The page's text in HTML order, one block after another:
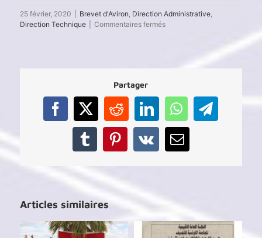
25 février, 2020 Brevet d'Aviron, Direction Administrative,
Direction Technique
Commentaires ferméssur
Partager
Facebook
X RedditLinkedInWhatsAppTelegram
TumblrPinterest
Vk Email
Articles similaires